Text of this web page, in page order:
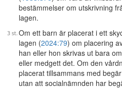
bestämmelser om utskrivning
lagen.
Om ett barn är placerat i ett
lagen (2024:79) om placering
han eller hon skrivas ut bara
eller medgett det. Om den
placerat tillsammans med
utan att socialnämnden har